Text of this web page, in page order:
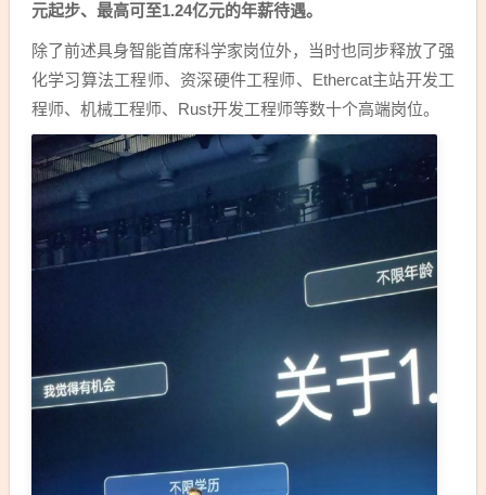
元起步、最高可至1.24亿元的年薪待遇。
除了前述具身智能首席科学家岗位外，当时也同步释放了强
化学习算法工程师、资深硬件工程师、Ethercat主站开发工
程师、机械工程师、Rust开发工程师等数十个高端岗位。